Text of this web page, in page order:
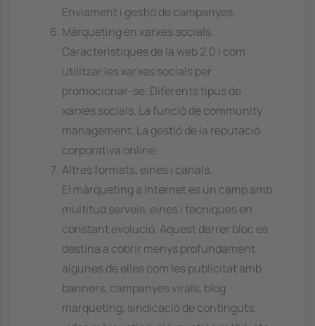
Enviament i gestió de campanyes.
Màrqueting en xarxes socials.
Característiques de la web 2.0 i com
utilitzar les xarxes socials per
promocionar-se. Diferents tipus de
xarxes socials. La funció de community
management. La gestió de la reputació
corporativa online.
Altres formats, eines i canals.
El màrqueting a Internet es un camp amb
multitud serveis, eines i tècniques en
constant evolució. Aquest darrer bloc es
destina a cobrir menys profundament
algunes de elles com les publicitat amb
banners, campanyes virals, blog
màrqueting, sindicació de continguts,